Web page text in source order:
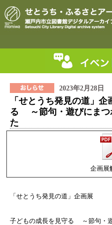
2023年2月28日
「せとうち発見の道」
る ～節句・遊びにまつ
た
企画展
「せとうち発見の道」企画展
子どもの成長を見守る ～節句・